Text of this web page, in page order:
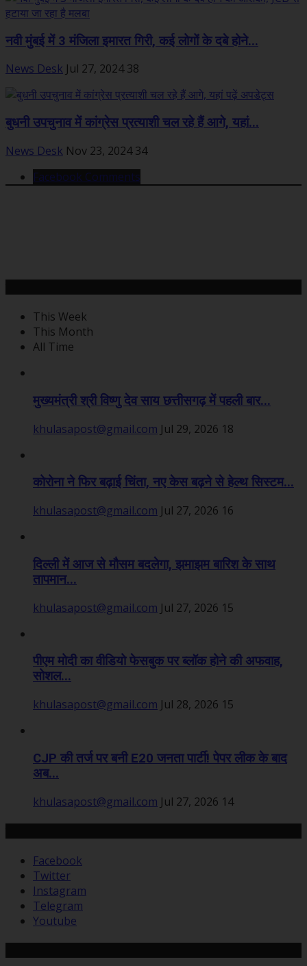
नवी मुंबई में 3 मंजिला इमारत गिरी, कई लोगों के दबे होने...
News Desk Jul 27, 2024 38
बुधनी उपचुनाव में कांग्रेस प्रत्याशी चल रहे हैं आगे, यहां...
News Desk Nov 23, 2024 34
Facebook Comments
This Week
This Month
All Time
मुख्यमंत्री श्री विष्णु देव साय छत्तीसगढ़ में पहली बार...
khulasapost@gmail.com Jul 29, 2026 18
कोरोना ने फिर बढ़ाई चिंता, नए केस बढ़ने से हेल्थ सिस्टम...
khulasapost@gmail.com Jul 27, 2026 16
दिल्ली में आज से मौसम बदलेगा, झमाझम बारिश के साथ
तापमान...
khulasapost@gmail.com Jul 27, 2026 15
पीएम मोदी का वीडियो फेसबुक पर ब्लॉक होने की अफवाह,
सोशल...
khulasapost@gmail.com Jul 28, 2026 15
CJP की तर्ज पर बनी E20 जनता पार्टी! पेपर लीक के बाद
अब...
khulasapost@gmail.com Jul 27, 2026 14
Facebook
Twitter
Instagram
Telegram
Youtube